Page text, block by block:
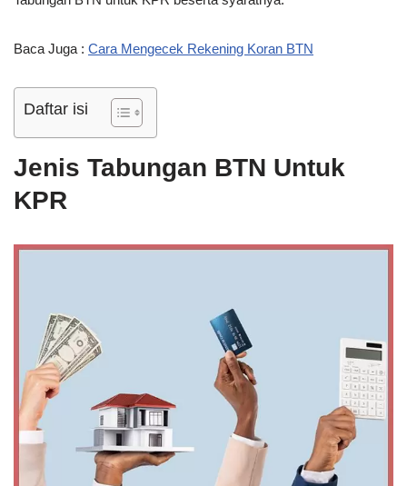
Baca Juga : Cara Mengecek Rekening Koran BTN
Daftar isi
Jenis Tabungan BTN Untuk
KPR